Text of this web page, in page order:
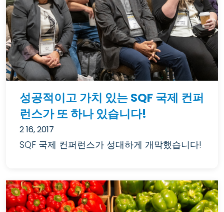
성공적이고 가치 있는 SQF 국제 컨퍼
런스가 또 하나 있습니다!
2 16, 2017
SQF 국제 컨퍼런스가 성대하게 개막했습니다!